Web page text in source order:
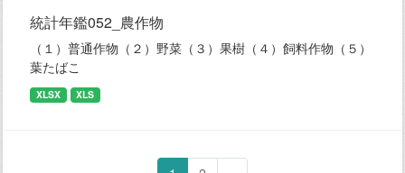
統計年鑑052_農作物
（１）普通作物（２）野菜（３）果樹（４）飼料作物（５）
葉たばこ
XLSX XLS